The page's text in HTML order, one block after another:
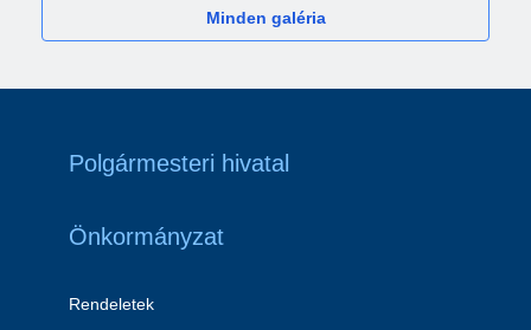
Minden galéria
Polgármesteri hivatal
Önkormányzat
Rendeletek